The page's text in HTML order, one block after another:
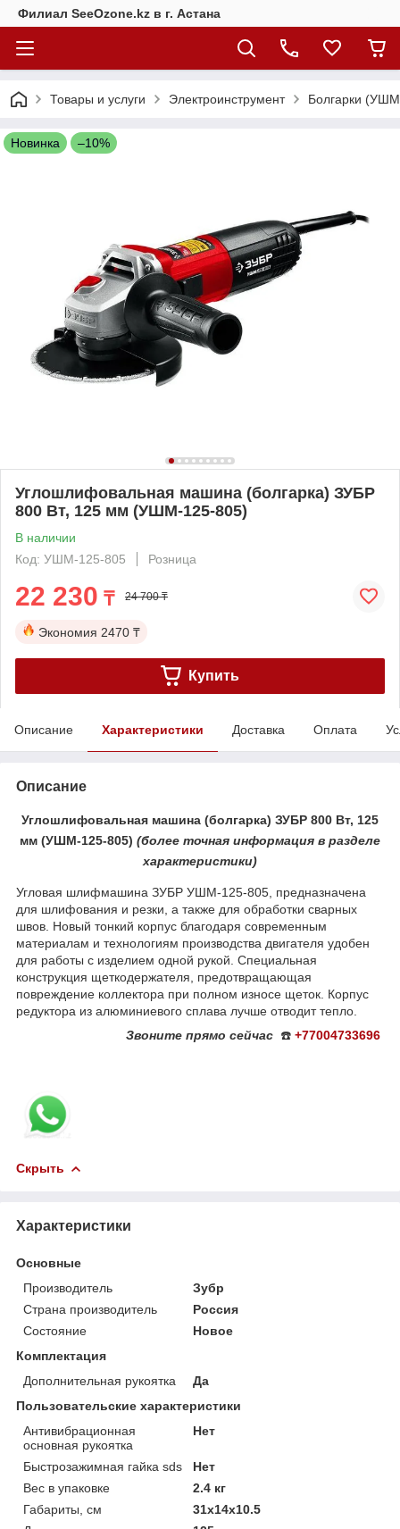
Филиал SeeOzone.kz в г. Астана
Товары и услуги Электроинструмент Болгарки
Новинка –10%
Углошлифовальная машина (болгарка) ЗУБР
800 Вт, 125 мм (УШМ-125-805)
В наличии
Код: УШМ-125-805
Розница
22 230 ₸ 24 700 ₸
Экономия 2470 ₸
Купить
Описание Характеристики Доставка Оплата
Описание
Углошлифовальная машина (болгарка) ЗУБР 800 Вт, 125
мм (УШМ-125-805) (более точная информация в разделе
характеристики)
Угловая шлифмашина ЗУБР УШМ-125-805, предназначена
для шлифования и резки, а также для обработки сварных
швов. Новый тонкий корпус благодаря современным
материалам и технологиям производства двигателя удобен
для работы с изделием одной рукой. Специальная
конструкция щеткодержателя, предотвращающая
повреждение коллектора при полном износе щеток. Корпус
редуктора из алюминиевого сплава лучше отводит тепло.
Звоните прямо сейчас ☎️ +77004733696
Скрыть
Характеристики
Основные
Производитель
Зубр
Страна производитель
Россия
Состояние
Новое
Комплектация
Дополнительная рукоятка
Да
Пользовательские характеристики
Антивибрационная
основная рукоятка
Нет
Быстрозажимная гайка sds
Нет
Вес в упаковке
2.4 кг
Габариты, см
31х14х10.5